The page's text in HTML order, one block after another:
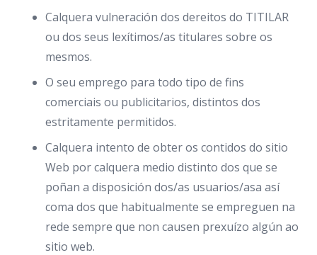
Calquera vulneración dos dereitos do TITILAR
ou dos seus lexítimos/as titulares sobre os
mesmos.
O seu emprego para todo tipo de fins
comerciais ou publicitarios, distintos dos
estritamente permitidos.
Calquera intento de obter os contidos do sitio
Web por calquera medio distinto dos que se
poñan a disposición dos/as usuarios/asa así
coma dos que habitualmente se empreguen na
rede sempre que non causen prexuízo algún ao
sitio web.